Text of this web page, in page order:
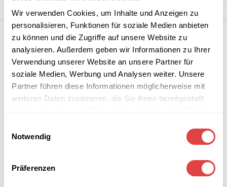
Wir verwenden Cookies, um Inhalte und Anzeigen zu
personalisieren, Funktionen für soziale Medien anbieten
zu können und die Zugriffe auf unsere Website zu
analysieren. Außerdem geben wir Informationen zu Ihrer
Verwendung unserer Website an unsere Partner für
soziale Medien, Werbung und Analysen weiter. Unsere
Partner führen diese Informationen möglicherweise mit
weiteren Daten zusammen, die Sie ihnen bereitgestellt
Notwendig
Präferenzen